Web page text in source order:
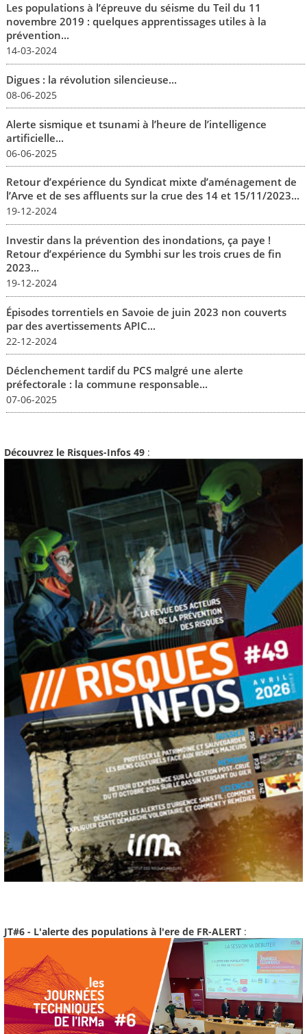
Les populations à l’épreuve du séisme du Teil du 11
novembre 2019 : quelques apprentissages utiles à la
prévention...
14-03-2024
Digues : la révolution silencieuse...
08-06-2025
Alerte sismique et tsunami à l’heure de l’intelligence
artificielle...
06-06-2025
Retour d’expérience du Syndicat mixte d’aménagement de
l’Arve et de ses affluents sur la crue des 14 et 15/11/2023...
19-12-2024
Investir dans la prévention des inondations, ça paye !
Retour d’expérience du Symbhi sur les trois crues de fin
2023...
19-12-2024
Épisodes torrentiels en Savoie de juin 2023 non couverts
par des avertissements APIC...
22-12-2024
Déclenchement tardif du PCS malgré une alerte
préfectorale : la commune responsable...
07-06-2025
Découvrez le Risques-Infos 49 :
JT#6 - L'alerte des populations à l'ere de FR-ALERT :